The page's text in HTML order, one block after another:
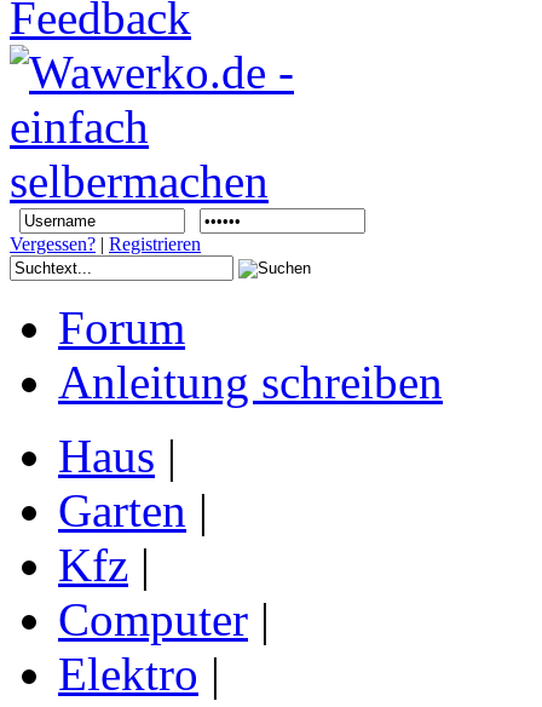
Vergessen? | Registrieren
Forum
Anleitung schreiben
Haus |
Garten |
Kfz |
Computer |
Elektro |